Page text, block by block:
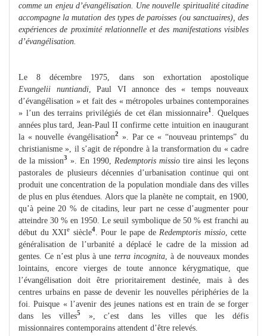
comme un enjeu d’évangélisation. Une nouvelle spiritualité citadine
accompagne la mutation des types de paroisses (ou sanctuaires), des
expériences de proximité relationnelle et des manifestations visibles
d’évangélisation.
Le 8 décembre 1975, dans son exhortation apostolique
Evangelii nuntiandi, Paul VI annonce des « temps nouveaux
d’évangélisation » et fait des « métropoles urbaines contemporaines
» l’un des terrains privilégiés de cet élan missionnaire1
. Quelques
années plus tard, Jean‑Paul II confirme cette intuition en inaugurant
la « nouvelle évangélisation2
». Par ce « “nouveau printemps” du
christianisme », il s’agit de répondre à la transformation du « cadre
de la mission3 ». En 1990, Redemptoris missio tire ainsi les leçons
pastorales de plusieurs décennies d’urbanisation continue qui ont
produit une concentration de la population mondiale dans des villes
de plus en plus étendues. Alors que la planète ne comptait, en 1900,
qu’à peine 20 % de citadins, leur part ne cesse d’augmenter pour
atteindre 30 % en 1950. Le seuil symbolique de 50 % est franchi au
début du XXIe siècle4. Pour le pape de Redemptoris missio, cette
généralisation de l’urbanité a déplacé le cadre de la mission ad
gentes. Ce n’est plus à une terra incognita, à de nouveaux mondes
lointains, encore vierges de toute annonce kérygmatique, que
l’évangélisation doit être prioritairement destinée, mais à des
centres urbains en passe de devenir les nouvelles périphéries de la
foi. Puisque « l’avenir des jeunes nations est en train de se forger
dans les villes5
», c’est dans les villes que les défis
missionnaires contemporains attendent d’être relevés.